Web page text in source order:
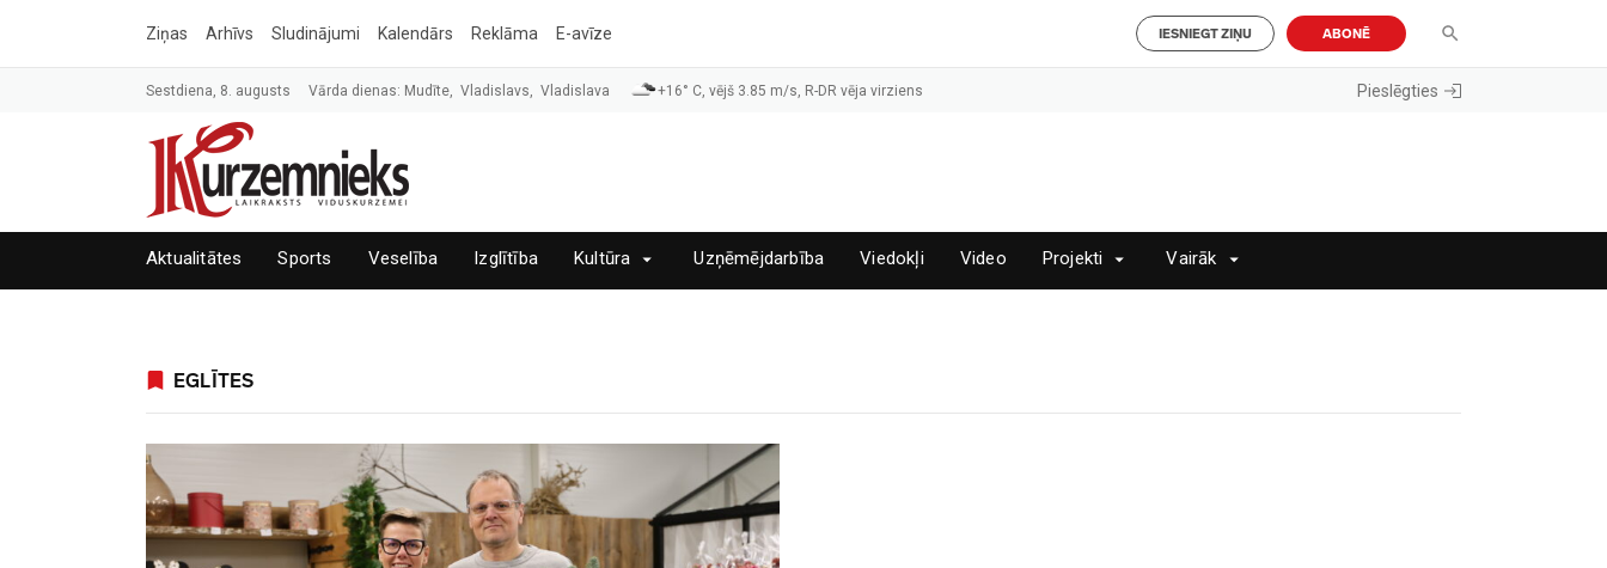
Ziņas Arhīvs Sludinājumi Kalendārs Reklāma E-avīze IESNIEGT ZIŅU ABONĒ
Sestdiena, 8. augusts Vārda dienas: Mudīte, Vladislavs, Vladislava +16° C, vējš 3.85 m/s, R-DR vēja virziens Pieslēgties
Aktualitātes Sports Veselība Izglītība Kultūra Uzņēmējdarbība Viedokļi Video Projekti Vairāk
EGLĪTES